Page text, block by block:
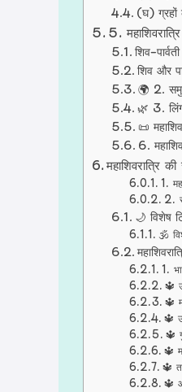
(घ) ग्रहों
5.
शिव-
शिव और
🌍 2.
🌿 3.
📜
6.
महाशिवरात्रि
1.
2.
🌙 विशेष
🕉️
1.
🔱
🔱
🔱
🔱
🔱
🔱
🔱